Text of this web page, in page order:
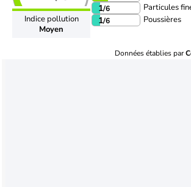
Indice pollution
Moyen
1/6 Particules
1/6 Poussières
Données établies par